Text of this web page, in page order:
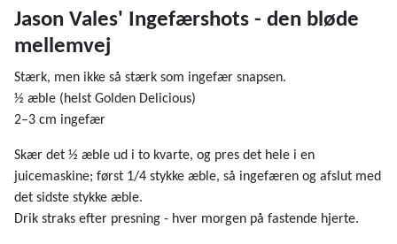
Jason Vales' Ingefærshots - den bløde
mellemvej
Stærk, men ikke så stærk som ingefær snapsen.
½ æble (helst Golden Delicious)
2–3 cm ingefær
Skær det ½ æble ud i to kvarte, og pres det hele i en
juicemaskine; først 1/4 stykke æble, så ingefæren og afslut med
det sidste stykke æble.
Drik straks efter presning - hver morgen på fastende hjerte.